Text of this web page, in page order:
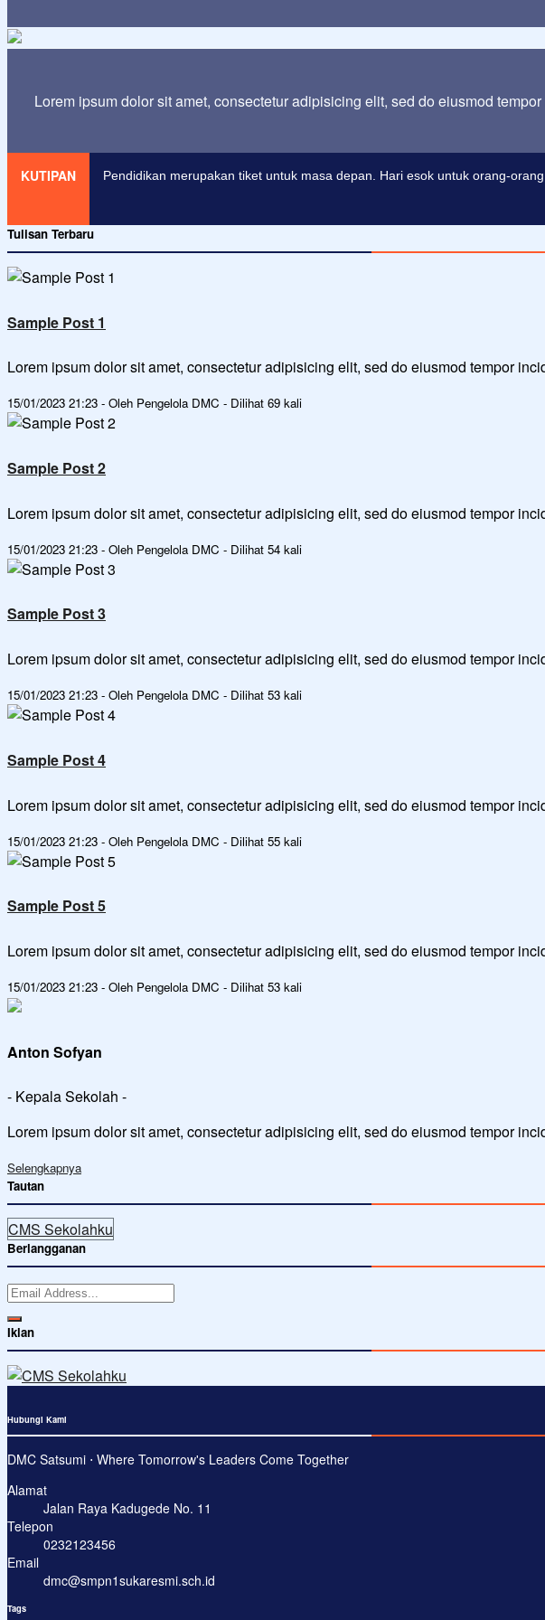
Lorem ipsum dolor sit amet, consectetur adipisicing elit, sed do eiusmod
KUTIPAN Pendidikan merupakan tiket untuk masa depan. Hari esok untuk orang-
Tulisan Terbaru
Sample Post 1
Lorem ipsum dolor sit amet, consectetur adipisicing elit, sed do eiusmod tempor
15/01/2023 21:23 - Oleh Pengelola DMC - Dilihat 69 kali
Sample Post 2
Lorem ipsum dolor sit amet, consectetur adipisicing elit, sed do eiusmod tempor
15/01/2023 21:23 - Oleh Pengelola DMC - Dilihat 54 kali
Sample Post 3
Lorem ipsum dolor sit amet, consectetur adipisicing elit, sed do eiusmod tempor
15/01/2023 21:23 - Oleh Pengelola DMC - Dilihat 53 kali
Sample Post 4
Lorem ipsum dolor sit amet, consectetur adipisicing elit, sed do eiusmod tempor
15/01/2023 21:23 - Oleh Pengelola DMC - Dilihat 55 kali
Sample Post 5
Lorem ipsum dolor sit amet, consectetur adipisicing elit, sed do eiusmod tempor
15/01/2023 21:23 - Oleh Pengelola DMC - Dilihat 53 kali
Anton Sofyan
- Kepala Sekolah -
Lorem ipsum dolor sit amet, consectetur adipisicing elit, sed do eiusmod tempor
Selengkapnya
Tautan
CMS Sekolahku
Berlangganan
Iklan
Hubungi Kami
DMC Satsumi ⋅ Where Tomorrow's Leaders Come Together
Alamat
Jalan Raya Kadugede No. 11
Telepon
0232123456
Email
dmc@smpn1sukaresmi.sch.id
Tags